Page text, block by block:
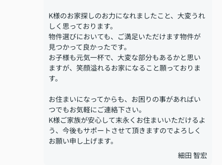
K様のお家探しのお力になれましたこと、大変うれ
しく思っております。
物件選びにおいても、ご満足いただけます物件が
見つかって良かったです。
お子様も元気一杯で、大変な部分もあるかと思い
ますが、笑顔溢れるお家になること願っておりま
す。
お住まいになってからも、お困りの事があればい
つでもお気軽にご連絡下さい。
K様ご家族が安心して末永くお住まいいただけるよ
う、今後もサポートさせて頂きますのでよろしく
お願い申し上げます。
細田 智宏